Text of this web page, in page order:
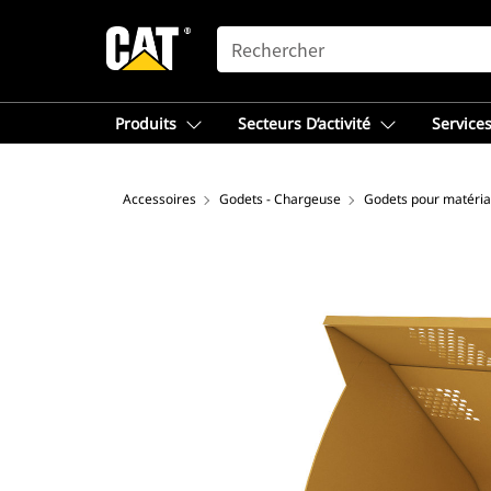
SEARCH
Produits Secteurs D’activité
Accessoires Godets - Chargeuse Godets pour